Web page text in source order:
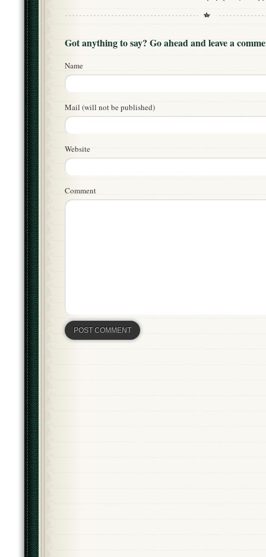
Got anything to say? Go ahead and leave a
Name
Mail (will not be published)
Website
Comment